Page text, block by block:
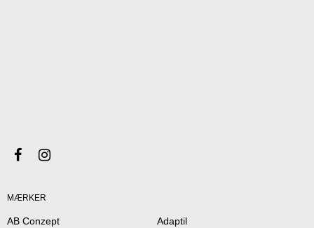
MÆRKER
AB Conzept
Adaptil